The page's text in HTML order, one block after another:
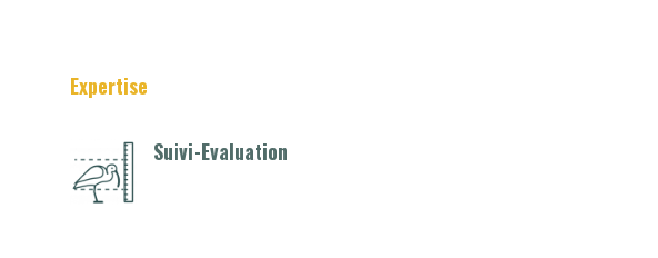
Expertise
Suivi-Evaluation